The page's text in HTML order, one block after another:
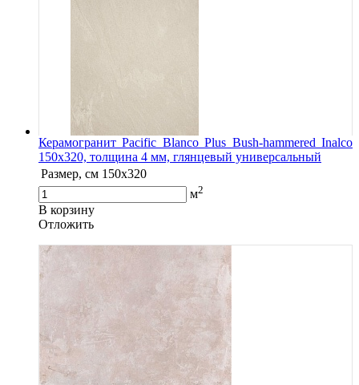
Керамогранит Pacific Blanco Plus Bush-hammered Inalco
150x320, толщина 4 мм, глянцевый универсальный
Размер, см 150x320
м2
В корзину
Oтложить